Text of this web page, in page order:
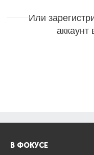
Или
аккаунт
В ФОКУСЕ